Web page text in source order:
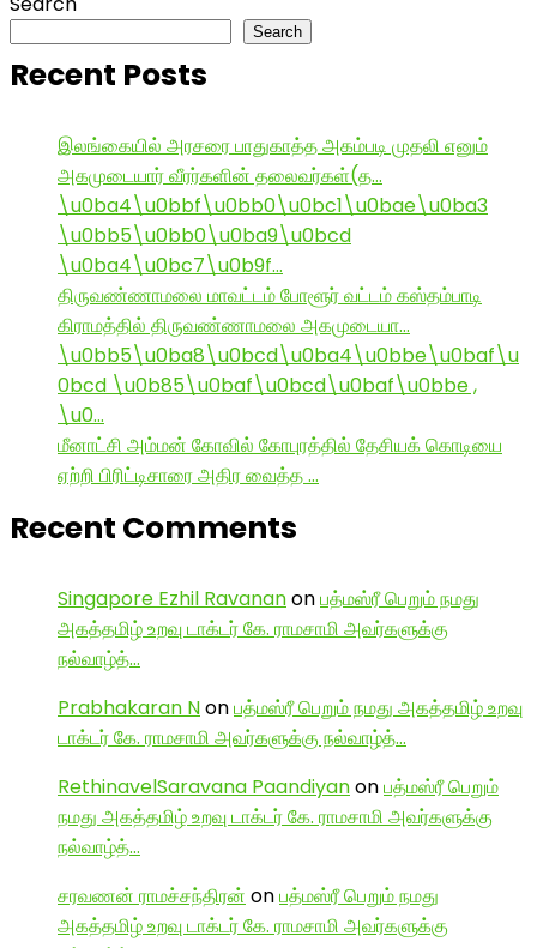
Search
Recent Posts
இலங்கையில் அரசரை பாதுகாத்த அகம்படி முதலி எனும்
அகமுடையார் வீரர்களின் தலைவர்கள்(த…
\u0ba4\u0bbf\u0bb0\u0bc1\u0bae\u0ba3
\u0bb5\u0bb0\u0ba9\u0bcd
\u0ba4\u0bc7\u0b9f…
திருவண்ணாமலை மாவட்டம் போளூர் வட்டம் கஸ்தம்பாடி
கிராமத்தில் திருவண்ணாமலை அகமுடையா…
\u0bb5\u0ba8\u0bcd\u0ba4\u0bbe\u0baf\u
0bcd \u0b85\u0baf\u0bcd\u0baf\u0bbe ,
\u0…
மீனாட்சி அம்மன் கோவில் கோபுரத்தில் தேசியக் கொடியை
ஏற்றி பிரிட்டிசாரை அதிர வைத்த …
Recent Comments
Singapore Ezhil Ravananonபத்மஸ்ரீ பெறும் நமது
அகத்தமிழ் உறவு டாக்டர் கே. ராமசாமி அவர்களுக்கு
நல்வாழ்த்…
Prabhakaran Nonபத்மஸ்ரீ பெறும் நமது அகத்தமிழ் உறவு
டாக்டர் கே. ராமசாமி அவர்களுக்கு நல்வாழ்த்…
RethinavelSaravana Paandiyanonபத்மஸ்ரீ பெறும்
நமது அகத்தமிழ் உறவு டாக்டர் கே. ராமசாமி அவர்களுக்கு
நல்வாழ்த்…
சரவணன் ராமச்சந்திரன் onபத்மஸ்ரீ பெறும் நமது
அகத்தமிழ் உறவு டாக்டர் கே. ராமசாமி அவர்களுக்கு